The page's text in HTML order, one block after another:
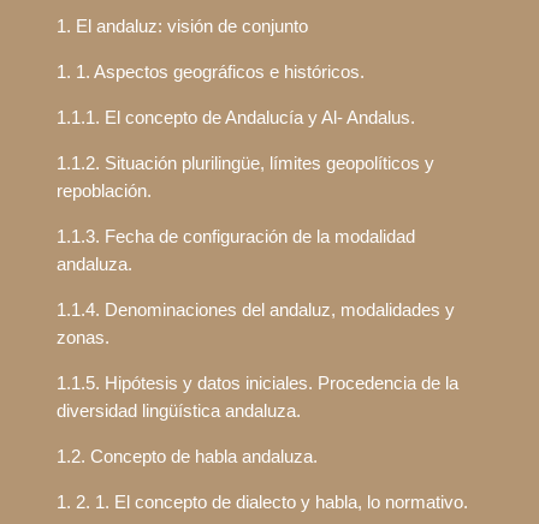
1. El andaluz: visión de conjunto
1. 1. Aspectos geográficos e históricos.
1.1.1. El concepto de Andalucía y Al- Andalus.
1.1.2. Situación plurilingüe, límites geopolíticos y
repoblación.
1.1.3. Fecha de configuración de la modalidad
andaluza.
1.1.4. Denominaciones del andaluz, modalidades y
zonas.
1.1.5. Hipótesis y datos iniciales. Procedencia de la
diversidad lingüística andaluza.
1.2. Concepto de habla andaluza.
1. 2. 1. El concepto de dialecto y habla, lo normativo.